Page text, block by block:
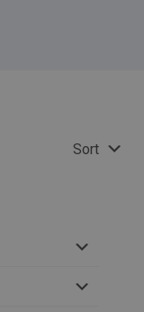
Sort